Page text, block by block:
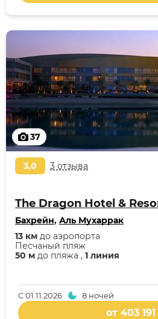
37
3,0 3 отзыва
The Dragon Hotel &
Бахрейн, Аль Мухаррак
50 м до пляжа , 1 линия
Песчаный пляж
13 км до аэропорта
С01.11.2026 8 ночей
от 403 191